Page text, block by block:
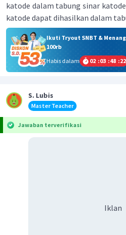
katode dalam tabung sinar
katode dapat dihasilkan dalam
Ikuti Tryout SNBT &
100rb
Habis dalam
02 :03 :48 :22
S. Lubis
Master Teacher
Jawaban terverifikasi
Iklan